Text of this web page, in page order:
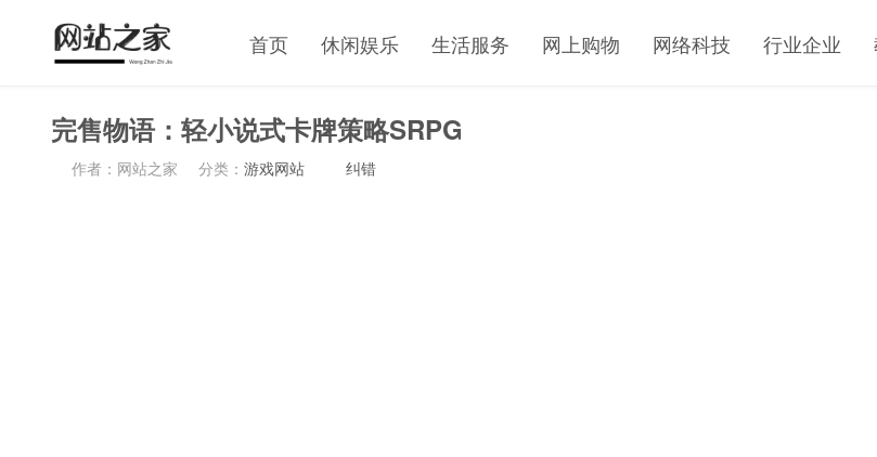
首页 休闲娱乐 生活服务 网上购物 网络科技 行业企业
完售物语：轻小说式卡牌策略SRPG
作者：网站之家 分类： 游戏网站 纠错